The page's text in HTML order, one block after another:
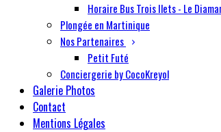
Horaire Bus Trois Ilets - Le
Plongée en Martinique
Nos Partenaires
Petit Futé
Conciergerie by CocoKreyol
Galerie Photos
Contact
Mentions Légales